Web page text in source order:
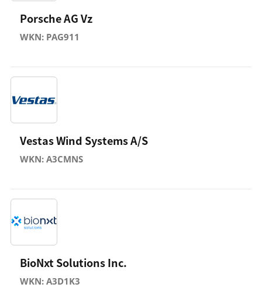
Porsche AG Vz
WKN: PAG911
Vestas Wind Systems A/S
WKN: A3CMNS
BioNxt Solutions Inc.
WKN: A3D1K3